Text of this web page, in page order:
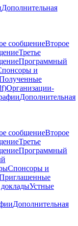
Дополнительная
сообщениеВторое
Третье
Программный
и
Организации-
Дополнительная
сообщениеВторое
Третье
Программный
Спонсоры и
Устные
Дополнительная